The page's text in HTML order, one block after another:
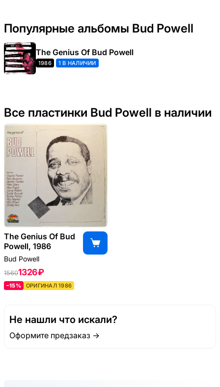
Популярные альбомы Bud Powell
The Genius Of Bud Powell
1986 1 В НАЛИЧИИ
Все пластинки Bud Powell в наличии
The Genius Of Bud
Powell, 1986
Bud Powell
15601326 ₽
–15% ОРИГИНАЛ 1986
Не нашли что искали?
Оформите предзаказ →